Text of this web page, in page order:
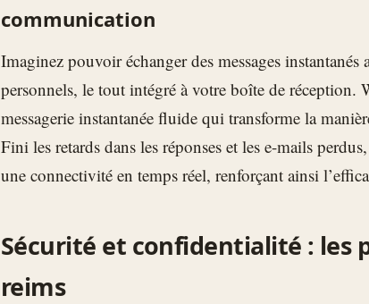
communication
Imaginez pouvoir échanger des messages instantanés
personnels, le tout intégré à votre boîte de réception.
messagerie instantanée fluide qui transforme la
Fini les retards dans les réponses et les e-mails
une connectivité en temps réel, renforçant ainsi
Sécurité et confidentialité : les
reims